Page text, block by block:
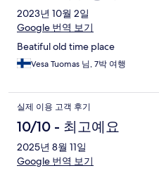
2023년 10월 2일
Google 번역 보기
Beatiful old time place
Vesa Tuomas 님, 7박 여행
실제 이용 고객 후기
10/10 - 최고예요
2025년 8월 11일
Google 번역 보기